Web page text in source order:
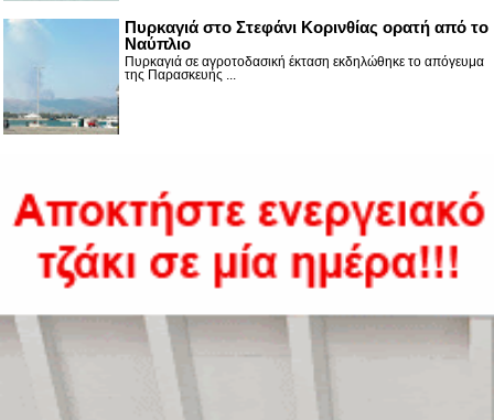
Πυρκαγιά στο Στεφάνι Κορινθίας ορατή από το
Ναύπλιο
Πυρκαγιά σε αγροτοδασική έκταση εκδηλώθηκε το απόγευμα
της Παρασκευής ...